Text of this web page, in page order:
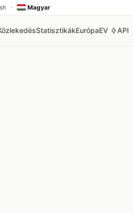
· Magyar
StatisztikákEurópaEV API